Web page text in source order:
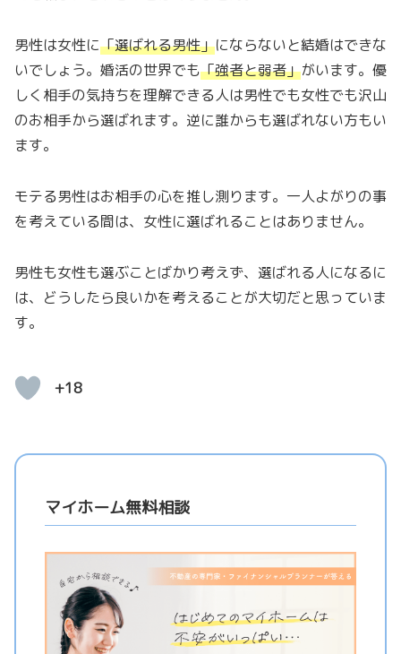
男性は女性に「選ばれる男性」にならないと結婚はできな
いでしょう。婚活の世界でも「強者と弱者」がいます。優
しく相手の気持ちを理解できる人は男性でも女性でも沢山
のお相手から選ばれます。逆に誰からも選ばれない方もい
ます。
モテる男性はお相手の心を推し測ります。一人よがりの事
を考えている間は、女性に選ばれることはありません。
男性も女性も選ぶことばかり考えず、選ばれる人になるに
は、どうしたら良いかを考えることが大切だと思っていま
す。
+18
マイホーム無料相談